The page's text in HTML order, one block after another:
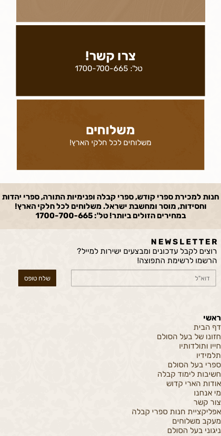
צרו קשר!
טל': 1700-700-665
משלוחים
משלוחים לכל חלקי הארץ!
חנות למכירת ספרי קודש, ספרי קבלה ופנימיות התורה, ספרי יהדות
וחסידות, מוסר ומחשבת ישראל. משלוחים לכל חלקי הארץ!
במחירים הזולים ביותר! טל': 1700-700-665
N E W S L E T T E R
רוצים לקבל עדכונים ומבצעים ישירות למייל?
הרשמו לרשימת התפוצה!
ראשי
דף הבית
חזונו של בעל הסולם
חייו ותולדותיו
תלמידיו
ספרי בעל הסולם
חשיבות לימוד קבלה
אודות הארי קדוש
מי אנחנו
צור קשר
אפליקציית חנות ספרי קבלה
מעקב משלוחים
ניגוני בעל הסולם